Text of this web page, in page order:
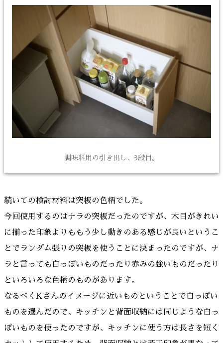
調味料用の引き出し、3段目。
続いての検討材料は突板の色柄でした。
今回使用するのはナラの突板だったのですが、木目がきれい
に揃った印象よりももう少し動きのある感じが良いというこ
とでランダム張りの突板を使うことに決まったのですが、ナ
ラと言っても白っぽいものだったり赤みの強いものだったり
といろいろな色柄のものがあります。
なるべくKさんのイメージに近いものということで白っぽい
ものを選んだので、キッチンと背面収納には同じような白っ
ぽいものを使ったのですが、キッチンに使う方は長さを短く